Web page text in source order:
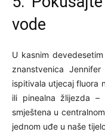
vode
U kasnim
znanstvenica
ispitivala utjecaj fluora
ili pinealna žlijezda –
smještena u
jednom uđe u naše